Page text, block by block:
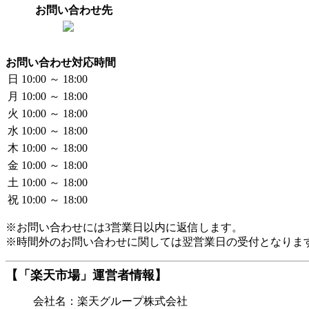
お問い合わせ先
お問い合わせ対応時間
日 10:00 ～ 18:00
月 10:00 ～ 18:00
火 10:00 ～ 18:00
水 10:00 ～ 18:00
木 10:00 ～ 18:00
金 10:00 ～ 18:00
土 10:00 ～ 18:00
祝 10:00 ～ 18:00
※お問い合わせには3営業日以内に返信します。
※時間外のお問い合わせに関しては翌営業日の受付となりま
【「楽天市場」運営者情報】
会社名：楽天グループ株式会社